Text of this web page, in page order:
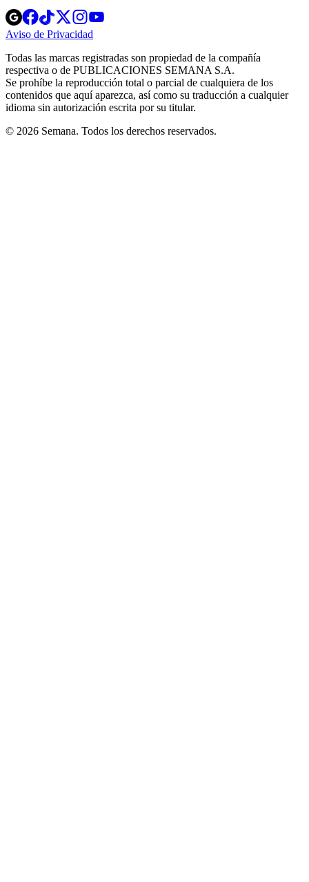
Opens
in
new
Opens
in
new
Opens
in
new
window
Opens
new
windowwindow
Aviso de Privacidad
new
window
Todas las marcas registradas son propiedad de la compañía
respectiva o de PUBLICACIONES SEMANA S.A.
Se prohíbe la reproducción total o parcial de cualquiera de los
contenidos que aquí aparezca, así como su traducción a cualquier
idioma sin autorización escrita por su titular.
© 2026 Semana. Todos los derechos reservados.